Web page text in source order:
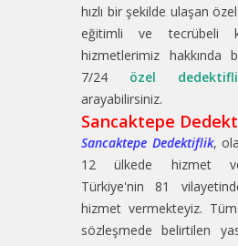
hızlı bir şekilde ulaşan
eğitimli ve tecrübeli
hizmetlerimiz hakkında
7/24 özel
arayabilirsiniz.
Sancaktepe
Sancaktepe Dedektiflik,
12 ülkede hizmet
Türkiye'nin 81
hizmet vermekteyiz. Tüm
sözleşmede belirtilen